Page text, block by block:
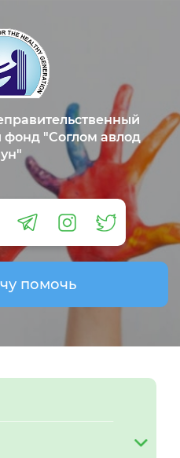
фонд "Соглом авлод
помочь